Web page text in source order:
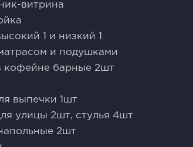
витрина
1 и низкий 1
и подушками
кофейне барные 2шт
выпечки 1шт
улицы 2шт, стулья 4шт
2шт